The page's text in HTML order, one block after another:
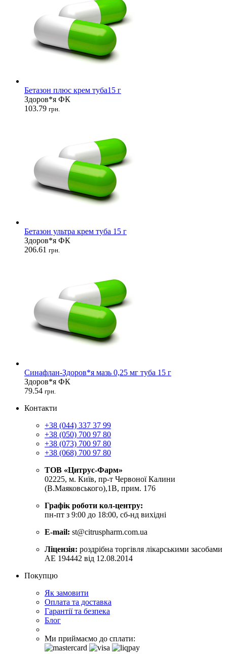
Бетазон плюс крем туба15 г
Здоров*я ФК
103.79 грн.
Бетазон ультра крем туба 15 г
Здоров*я ФК
206.61 грн.
Синафлан-Здоров*я мазь 0,25 мг туба 15 г
Здоров*я ФК
79.54 грн.
Контакти
+38 (044) 337 37 99
+38 (050) 700 97 80
+38 (073) 700 97 80
+38 (068) 700 97 80
ТОВ «Цитрус-Фарм»
02225, м. Київ, пр-т Червоної Калини
(В.Маяковського),1В, прим. 176
Графік роботи кол-центру:
пн-пт з 9:00 до 18:00, сб-нд вихідні
E-mail: st@citruspharm.com.ua
Ліцензія: роздрібна торгівля лікарськими засобами
АЕ 194442 від 12.08.2014
Покупцю
Як замовити
Оплата та доставка
Гарантії та безпека
Блог
Ми приймаємо до сплати: